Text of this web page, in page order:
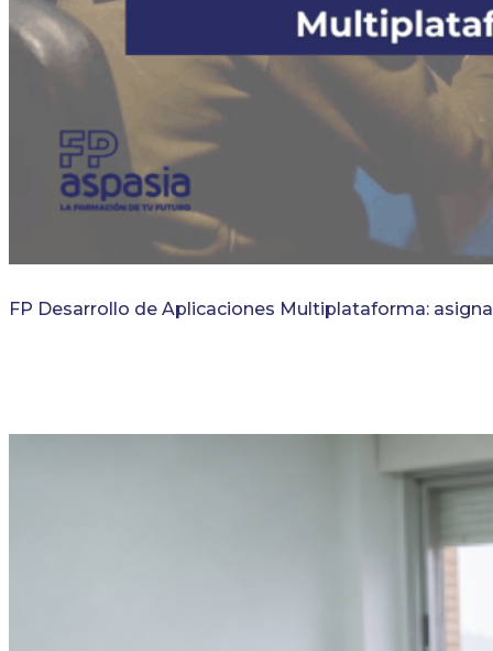
FP Desarrollo de Aplicaciones Multiplataforma: